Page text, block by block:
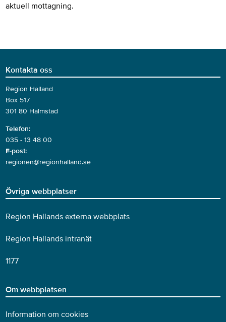
aktuell mottagning.
Kontakta oss
Region Halland
Box 517
301 80 Halmstad
Telefon:
035 - 13 48 00
E-post:
regionen@regionhalland.se
Övriga webbplatser
Region Hallands externa webbplats
Region Hallands intranät
1177
Om webbplatsen
Information om cookies